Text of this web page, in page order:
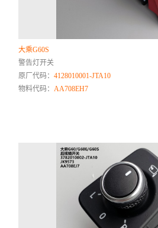
大乘G60S
警告灯开关
原厂代码：4128010001-JTA10
物料代码：AA708EH7